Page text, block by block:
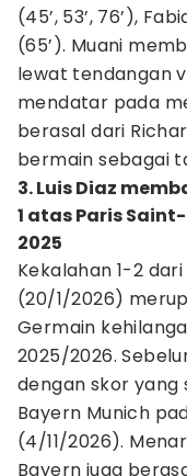
(45’, 53’, 76’),
(65’). Muani
lewat tendangan
mendatar pada
berasal dari
bermain sebagai
3. Luis Diaz
1 atas Paris
2025
Kekalahan 1-2
(20/1/2026)
Germain
2025/2026.
dengan skor
Bayern Munich
(4/11/2026).
Bayern juga